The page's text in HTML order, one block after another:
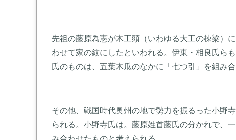
先祖の藤原為憲が木工頭（いわゆる大工の棟梁）
わせて家の紋にしたといわれる。伊東・相良氏ら
氏のものは、五葉木瓜のなかに「七つ引」を組み合
その他、戦国時代奥州の地で勢力を振るった小野
られる。小野寺氏は。藤原姓首藤氏の分かれで、